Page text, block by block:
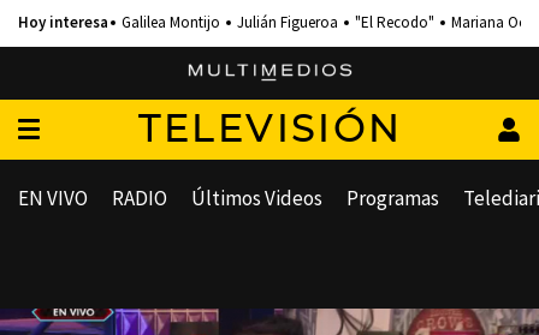
Galilea Montijo Julián Figueroa "El Recodo" Mariana
TELEVISIÓN
EN VIVO RADIO Últimos Videos Programas